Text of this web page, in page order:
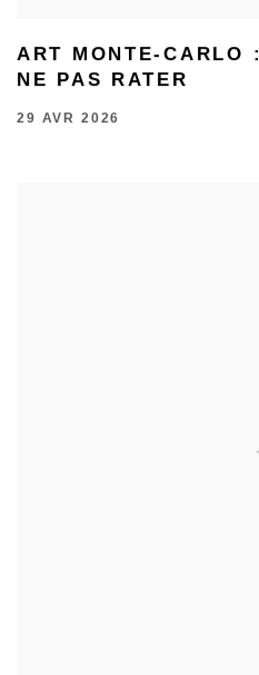
ART MONTE-CARLO
NE PAS RATER
29 AVR 2026